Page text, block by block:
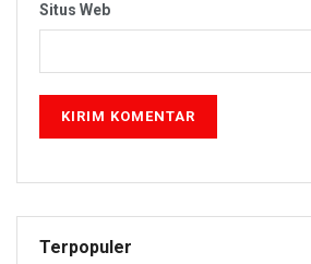
Situs Web
Terpopuler